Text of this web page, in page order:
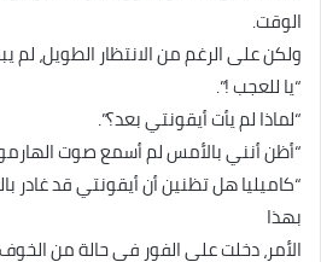
الوقت.
ولكن على الرغم من الانتظار الطويل، لم
“يا للعجب !”.
“لماذا لم يأت أيقونتي بعد؟”.
“أظن أنني بالأمس لم أسمع صوت
“كاميليا هل تظنين أن أيقونتي قد غادر
بهذا
الأمر، دخلت على الفور في حالة من